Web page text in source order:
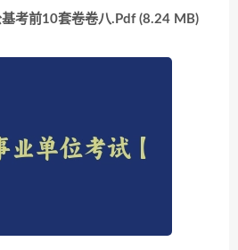
考前10套卷卷八.Pdf (8.24 MB)